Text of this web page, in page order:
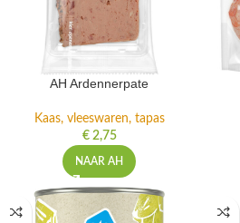
AH Ardennerpate
Kaas, vleeswaren, tapas
€2,75
NAAR AH